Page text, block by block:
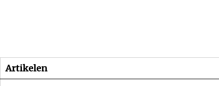
Artikelen